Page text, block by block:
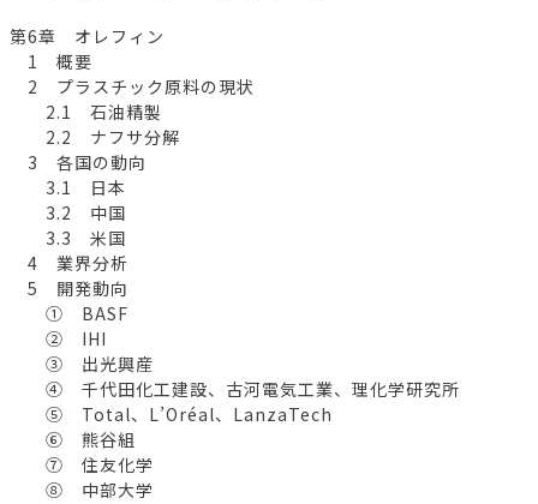
第6章 オレフィン
1 概要
2 プラスチック原料の現状
2.1 石油精製
2.2 ナフサ分解
3 各国の動向
3.1 日本
3.2 中国
3.3 米国
4 業界分析
5 開発動向
① BASF
② IHI
③ 出光興産
④ 千代田化工建設、古河電気工業、理化学研究所
⑤ Total、L’Oréal、LanzaTech
⑥ 熊谷組
⑦ 住友化学
⑧ 中部大学